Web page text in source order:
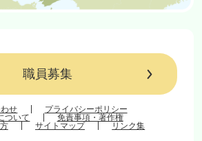
職員募集
せ
プライバシーポリシー
ついて
免責事項・著作権
サイトマップ リンク集